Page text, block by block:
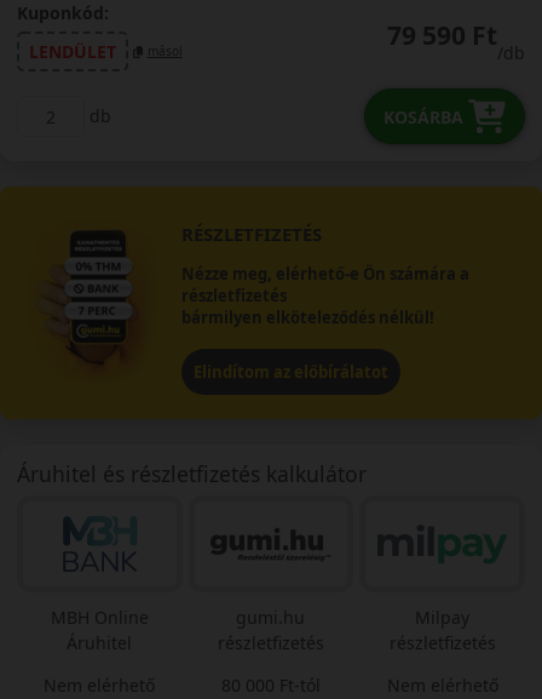
Kuponkód:
LENDÜLET
másol 79 590 Ft
/db
db KOSÁRBA
RÉSZLETFIZETÉS
Nézze meg, elérhető-e Ön számára a
részletfizetés
bármilyen elköteleződés nélkül!
Elindítom az előbírálatot
Áruhitel és részletfizetés kalkulátor
MBH Online
Áruhitel
Nem elérhető
gumi.hu
részletfizetés
80 000 Ft-tól
Milpay
részletfizetés
Nem elérhető